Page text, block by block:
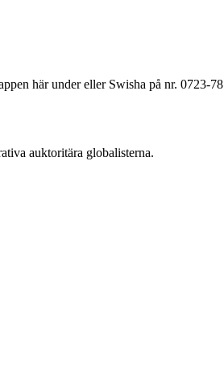
här under eller Swisha på nr. 0723-
auktoritära globalisterna.